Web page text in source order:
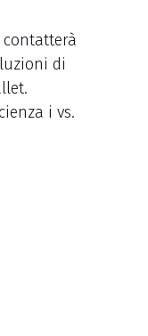
di
i vs.